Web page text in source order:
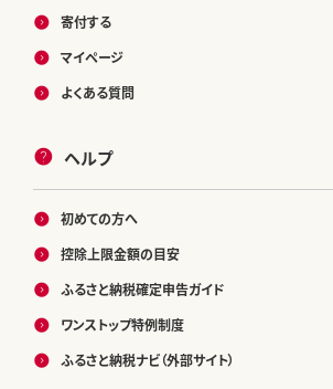
寄付する
マイページ
よくある質問
ヘルプ
初めての方へ
控除上限金額の目安
ふるさと納税確定申告ガイド
ワンストップ特例制度
ふるさと納税ナビ（外部サイト）